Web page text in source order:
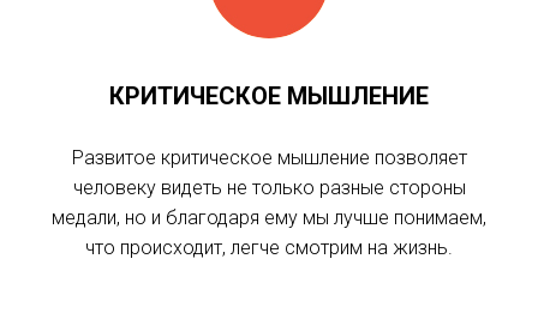
КРИТИЧЕСКОЕ МЫШЛЕНИЕ
Развитое критическое мышление позволяет
человеку видеть не только разные стороны
медали, но и благодаря ему мы лучше понимаем,
что происходит, легче смотрим на жизнь.